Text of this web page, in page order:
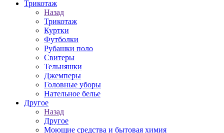
Трикотаж
Назад
Трикотаж
Куртки
Футболки
Рубашки поло
Свитеры
Тельняшки
Джемперы
Головные уборы
Нательное белье
Другое
Назад
Другое
Моющие средства и бытовая химия